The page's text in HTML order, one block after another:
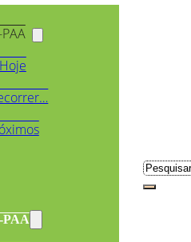
PAA
Pesquisar